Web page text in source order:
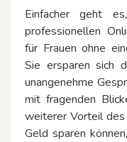
Einfacher geht
professionellen
für Frauen ohne
Sie ersparen sich
unangenehme
mit fragenden
weiterer Vorteil des
Geld sparen